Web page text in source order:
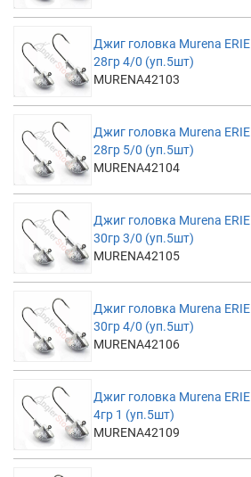
Джиг головка Murena ERIE
28гр 4/0 (уп.5шт)
MURENA42103
Джиг головка Murena ERIE
28гр 5/0 (уп.5шт)
MURENA42104
Джиг головка Murena ERIE
30гр 3/0 (уп.5шт)
MURENA42105
Джиг головка Murena ERIE
30гр 4/0 (уп.5шт)
MURENA42106
Джиг головка Murena ERIE
4гр 1 (уп.5шт)
MURENA42109